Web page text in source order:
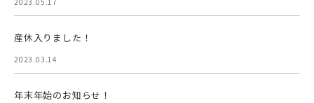
産休入りました！
2023.03.14
年末年始のお知らせ！